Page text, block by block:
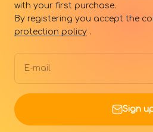
with your first purchase.
By registering you accept the
protection policy .
E-mail
Sign